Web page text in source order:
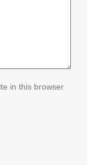
in this browser